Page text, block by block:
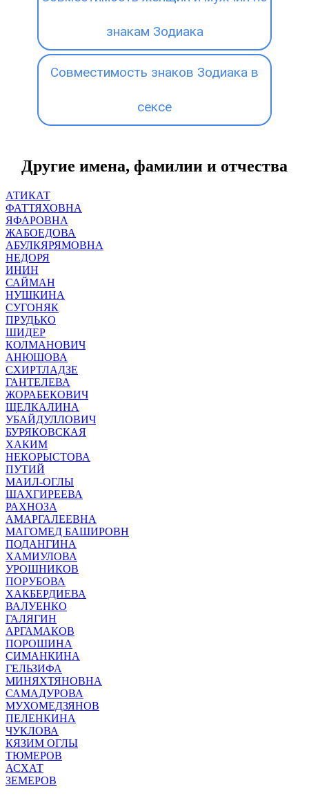
знакам Зодиака
Совместимость знаков Зодиака в
сексе
Другие имена, фамилии и отчества
АТИКАТ
ФАТТЯХОВНА
ЯФАРОВНА
ЖАБОЕДОВА
АБУЛКЯРЯМОВНА
НЕДОРЯ
ИНИН
САЙМАН
НУШКИНА
СУГОНЯК
ПРУДЬКО
ШИДЕР
КОЛМАНОВИЧ
АНЮШОВА
СХИРТЛАДЗЕ
ГАНТЕЛЕВА
ЖОРАБЕКОВИЧ
ЩЕЛКАЛИНА
УБАЙДУЛЛОВИЧ
БУРЯКОВСКАЯ
ХАКИМ
НЕКОРЫСТОВА
ПУТИЙ
МАИЛ-ОГЛЫ
ШАХГИРЕЕВА
РАХНОЗА
АМАРГАЛЕЕВНА
МАГОМЕД БАШИРОВН
ПОДАНГИНА
ХАМИУЛОВА
УРОШНИКОВ
ПОРУБОВА
ХАКБЕРДИЕВА
ВАЛУЕНКО
ГАЛЯГИН
АРГАМАКОВ
ПОРОШИНА
СИМАНКИНА
ГЕЛЬЗИФА
МИНЯХТЯНОВНА
САМАДУРОВА
МУХОМЕДЗЯНОВ
ПЕЛЕНКИНА
ЧУКЛОВА
КЯЗИМ ОГЛЫ
ТЮМЕРОВ
АСХАТ
ЗЕМЕРОВ